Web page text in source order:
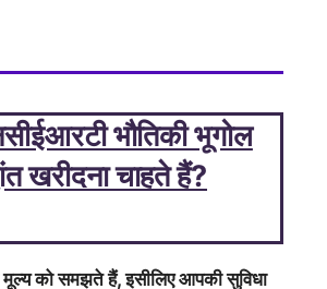
भौतिकी भूगोल
खरीदना चाहते हैं?
को समझते हैं, इसीलिए आपकी सुविधा